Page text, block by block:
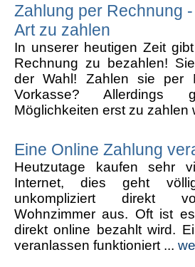
Zahlung per Rechnung
Art zu zahlen
In unserer heutigen Zeit
Rechnung zu bezahlen!
der Wahl! Zahlen sie per
Vorkasse?
Möglichkeiten erst zu zahlen
Eine Online Zahlung
Heutzutage kaufen sehr
Internet, dies geht
unkompliziert direkt
Wohnzimmer aus. Oft ist
direkt online bezahlt wird.
veranlassen funktioniert ...